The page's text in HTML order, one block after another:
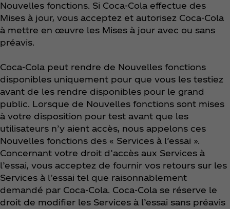
Nouvelles fonctions. Si Coca‑Cola effectue des
Mises à jour, vous acceptez et autorisez Coca‑Cola
à mettre en œuvre les Mises à jour avec ou sans
préavis.
Coca‑Cola peut rendre de Nouvelles fonctions
disponibles uniquement pour que vous les testiez
avant de les rendre disponibles pour le grand
public. Lorsque de Nouvelles fonctions sont mises
à votre disposition pour test avant que les
utilisateurs n’y aient accès, nous appelons ces
Nouvelles fonctions des « Services à l’essai ».
Concernant votre droit d’accès aux Services à
l’essai, vous acceptez de fournir vos retours sur les
Services à l’essai tel que raisonnablement
demandé par Coca‑Cola. Coca‑Cola se réserve le
droit de modifier les Services à l’essai sans préavis